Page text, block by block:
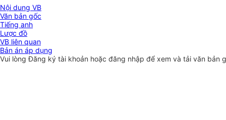
Nội dung VB
Văn bản gốc
Tiếng anh
Lược đồ
VB liên quan
Bản án áp dụng
Vui lòngĐăng ký tài khoản hoặc đăng nhập để xem và tải văn bản